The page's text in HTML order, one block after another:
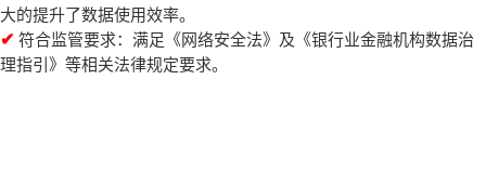
大的提升了数据使用效率。
✔ 符合监管要求：满足《网络安全法》及《银行业金融机构数据治
理指引》等相关法律规定要求。